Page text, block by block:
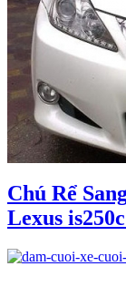
Chú Rể
Lexus